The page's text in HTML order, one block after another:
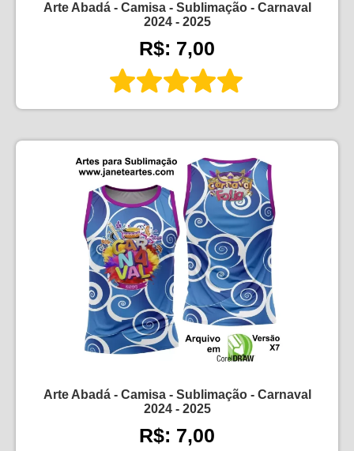
Arte Abadá - Camisa - Sublimação - Carnaval
2024 - 2025
R$: 7,00
Arte Abadá - Camisa - Sublimação - Carnaval
2024 - 2025
R$: 7,00